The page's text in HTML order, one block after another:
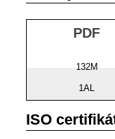
PDF
132M
1AL
ISO